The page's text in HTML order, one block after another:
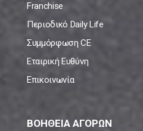
Franchise
Περιοδικό Daily Life
Συμμόρφωση CE
Εταιρική Ευθύνη
Επικοινωνία
ΒΟΗΘΕΙΑ ΑΓΟΡΩΝ